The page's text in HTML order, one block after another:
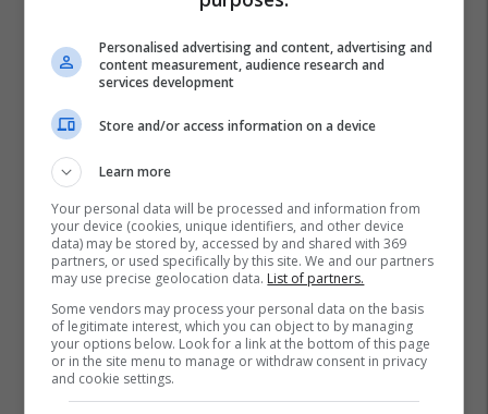
Personalised advertising and content, advertising and
content measurement, audience research and
services development
Store and/or access information on a device
Learn more
Your personal data will be processed and information from
your device (cookies, unique identifiers, and other device
data) may be stored by, accessed by and shared with 369
partners, or used specifically by this site. We and our partners
may use precise geolocation data. List of partners.
Some vendors may process your personal data on the basis
of legitimate interest, which you can object to by managing
your options below. Look for a link at the bottom of this page
or in the site menu to manage or withdraw consent in privacy
and cookie settings.